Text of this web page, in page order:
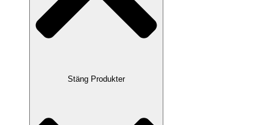
Stäng Produkter